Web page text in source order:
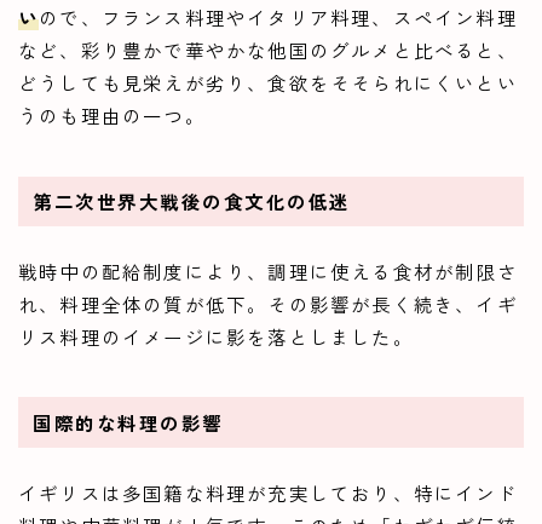
いので、フランス料理やイタリア料理、スペイン料理
など、彩り豊かで華やかな他国のグルメと比べると、
どうしても見栄えが劣り、食欲をそそられにくいとい
うのも理由の一つ。
第二次世界大戦後の食文化の低迷
戦時中の配給制度により、調理に使える食材が制限さ
れ、料理全体の質が低下。その影響が長く続き、イギ
リス料理のイメージに影を落としました。
国際的な料理の影響
イギリスは多国籍な料理が充実しており、特にインド